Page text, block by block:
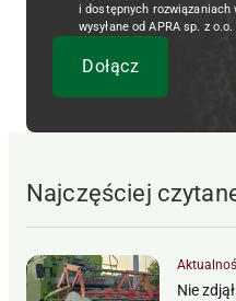
i dostępnych
wysyłane od APRA sp. z
Najczęściej
Nie